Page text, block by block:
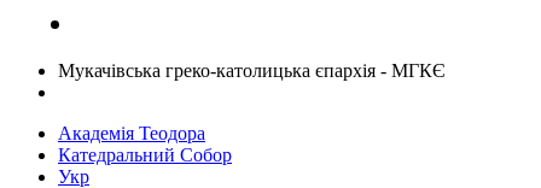
Мукачівська греко-католицька єпархія - МГКЄ
Академія Теодора
Катедральний Собор
Укр